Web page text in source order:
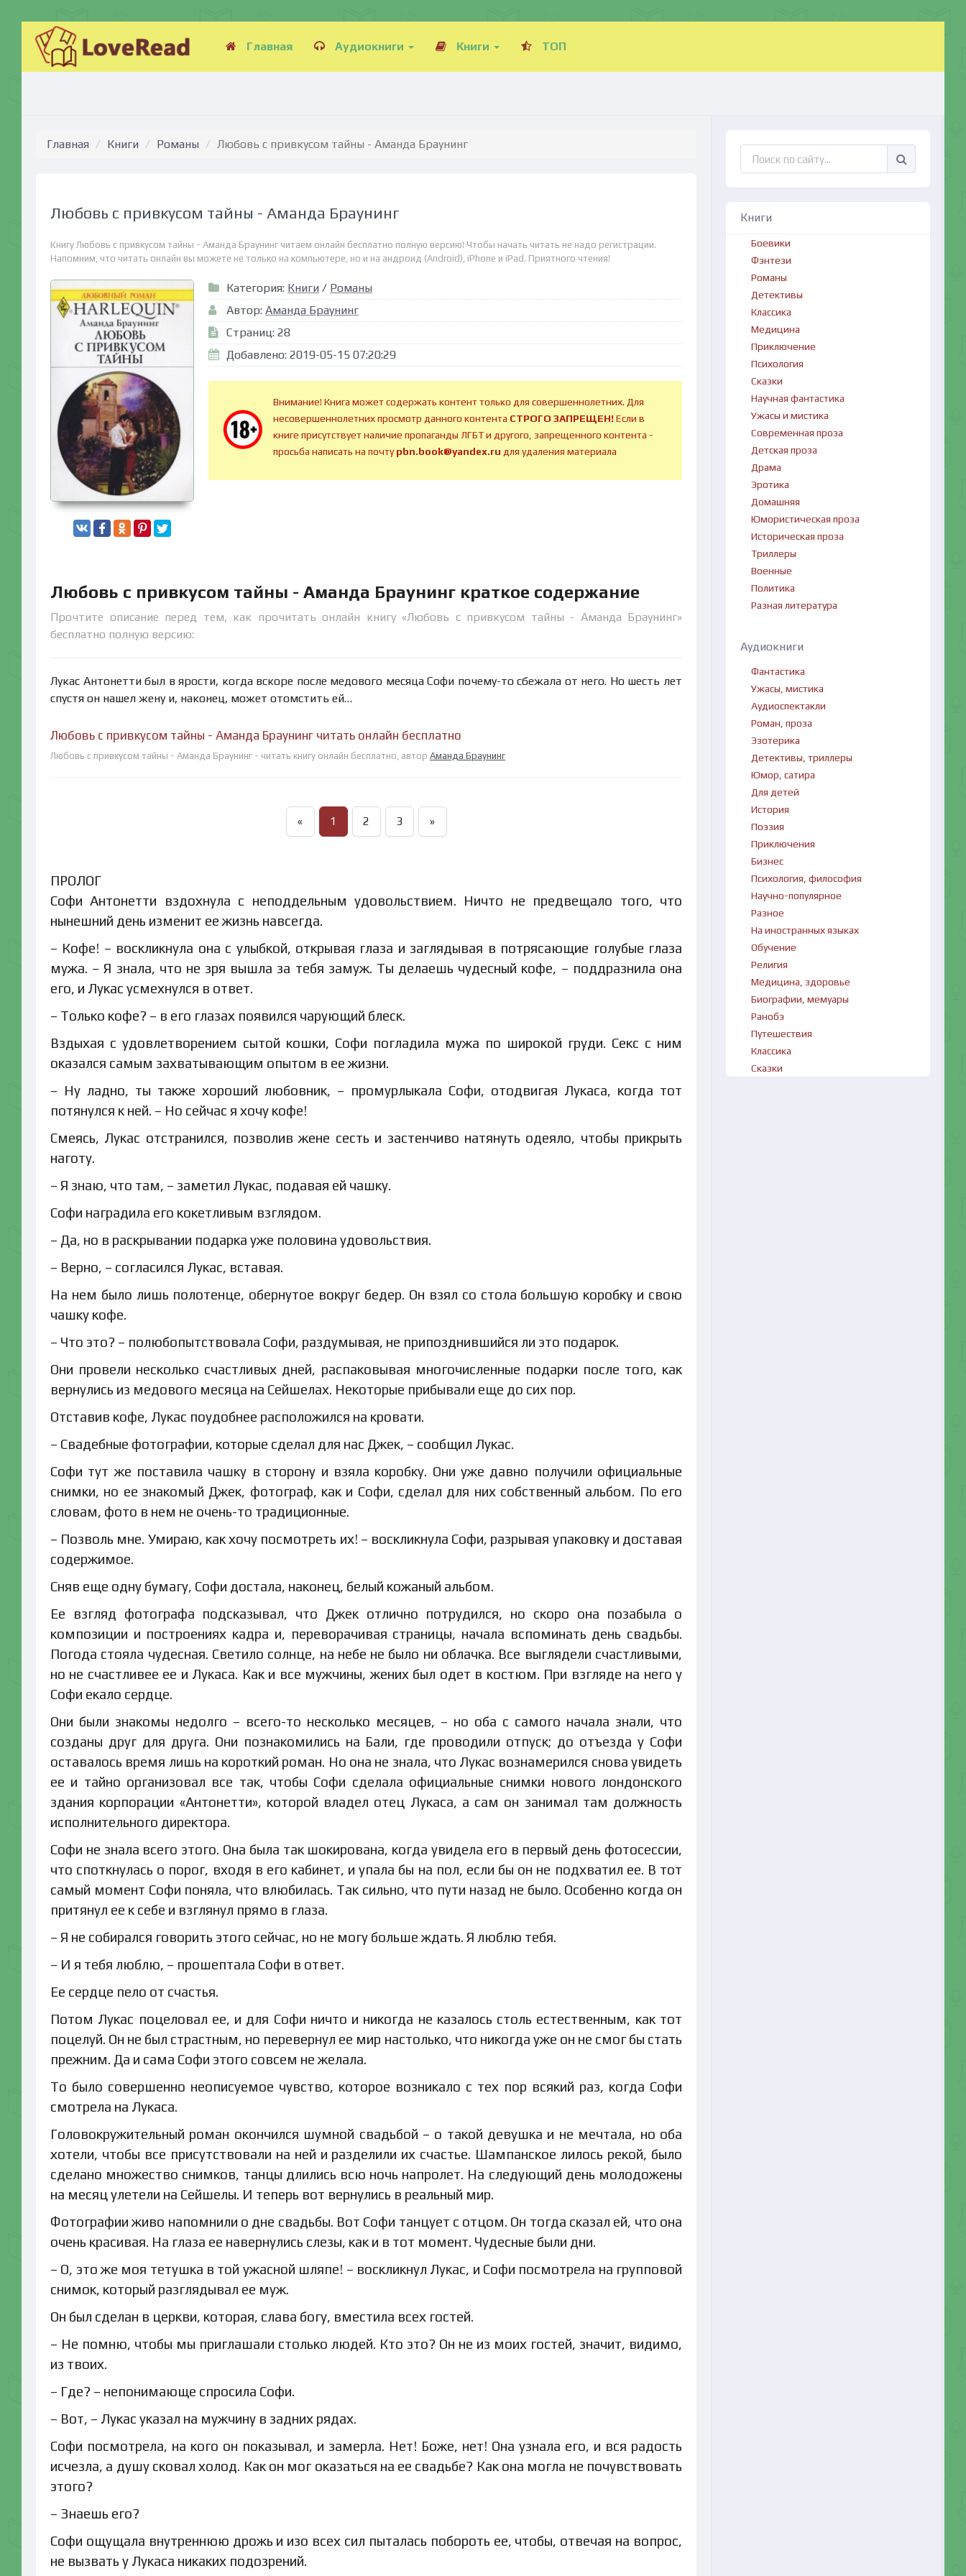
Главная Аудиокниги Книги ТОП
Главная Книги Романы Любовь с привкусом тайны - Аманда Браунинг
Любовь с привкусом тайны - Аманда Браунинг
Книгу Любовь с привкусом тайны - Аманда Браунинг читаем онлайн бесплатно полную версию! Чтобы начать читать не надо регистрации.
Напомним, что читать онлайн вы можете не только на компьютере, но и на андроид (Android), iPhone и iPad. Приятного чтения!
Категория: Книги / Романы
Автор: Аманда Браунинг
Страниц: 28
Добавлено: 2019-05-15 07:20:29
Внимание! Книга может содержать контент только для совершеннолетних. Для
несовершеннолетних просмотр данного контента СТРОГО ЗАПРЕЩЕН!Если в
книге присутствует наличие пропаганды ЛГБТ и другого, запрещенного контента -
просьба написать на почтуpbn.book@yandex.ru для удаления материала
Любовь с привкусом тайны - Аманда Браунинг краткое содержание
Прочтите описание перед тем, как прочитать онлайн книгу «Любовь с привкусом тайны - Аманда Браунинг»
бесплатно полную версию:
Лукас Антонетти был в ярости, когда вскоре после медового месяца Софи почему-то сбежала от него. Но шесть лет
спустя он нашел жену и, наконец, может отомстить ей…
Любовь с привкусом тайны - Аманда Браунинг читать онлайн бесплатно
Любовь с привкусом тайны - Аманда Браунинг - читать книгу онлайн бесплатно, автор Аманда Браунинг
« 1 2 3 »
ПРОЛОГ
Софи Антонетти вздохнула с неподдельным удовольствием. Ничто не предвещало того, что
нынешний день изменит ее жизнь навсегда.
– Кофе! – воскликнула она с улыбкой, открывая глаза и заглядывая в потрясающие голубые глаза
мужа. – Я знала, что не зря вышла за тебя замуж. Ты делаешь чудесный кофе, – поддразнила она
его, и Лукас усмехнулся в ответ.
– Только кофе? – в его глазах появился чарующий блеск.
Вздыхая с удовлетворением сытой кошки, Софи погладила мужа по широкой груди. Секс с ним
оказался самым захватывающим опытом в ее жизни.
– Ну ладно, ты также хороший любовник, – промурлыкала Софи, отодвигая Лукаса, когда тот
потянулся к ней. – Но сейчас я хочу кофе!
Смеясь, Лукас отстранился, позволив жене сесть и застенчиво натянуть одеяло, чтобы прикрыть
наготу.
– Я знаю, что там, – заметил Лукас, подавая ей чашку.
Софи наградила его кокетливым взглядом.
– Да, но в раскрывании подарка уже половина удовольствия.
– Верно, – согласился Лукас, вставая.
На нем было лишь полотенце, обернутое вокруг бедер. Он взял со стола большую коробку и свою
чашку кофе.
– Что это? – полюбопытствовала Софи, раздумывая, не припозднившийся ли это подарок.
Они провели несколько счастливых дней, распаковывая многочисленные подарки после того, как
вернулись из медового месяца на Сейшелах. Некоторые прибывали еще до сих пор.
Отставив кофе, Лукас поудобнее расположился на кровати.
– Свадебные фотографии, которые сделал для нас Джек, – сообщил Лукас.
Софи тут же поставила чашку в сторону и взяла коробку. Они уже давно получили официальные
снимки, но ее знакомый Джек, фотограф, как и Софи, сделал для них собственный альбом. По его
словам, фото в нем не очень-то традиционные.
– Позволь мне. Умираю, как хочу посмотреть их! – воскликнула Софи, разрывая упаковку и доставая
содержимое.
Сняв еще одну бумагу, Софи достала, наконец, белый кожаный альбом.
Ее взгляд фотографа подсказывал, что Джек отлично потрудился, но скоро она позабыла о
композиции и построениях кадра и, переворачивая страницы, начала вспоминать день свадьбы.
Погода стояла чудесная. Светило солнце, на небе не было ни облачка. Все выглядели счастливыми,
но не счастливее ее и Лукаса. Как и все мужчины, жених был одет в костюм. При взгляде на него у
Софи екало сердце.
Они были знакомы недолго – всего-то несколько месяцев, – но оба с самого начала знали, что
созданы друг для друга. Они познакомились на Бали, где проводили отпуск; до отъезда у Софи
оставалось время лишь на короткий роман. Но она не знала, что Лукас вознамерился снова увидеть
ее и тайно организовал все так, чтобы Софи сделала официальные снимки нового лондонского
здания корпорации «Антонетти», которой владел отец Лукаса, а сам он занимал там должность
исполнительного директора.
Софи не знала всего этого. Она была так шокирована, когда увидела его в первый день фотосессии,
что споткнулась о порог, входя в его кабинет, и упала бы на пол, если бы он не подхватил ее. В тот
самый момент Софи поняла, что влюбилась. Так сильно, что пути назад не было. Особенно когда он
притянул ее к себе и взглянул прямо в глаза.
– Я не собирался говорить этого сейчас, но не могу больше ждать. Я люблю тебя.
– И я тебя люблю, – прошептала Софи в ответ.
Ее сердце пело от счастья.
Потом Лукас поцеловал ее, и для Софи ничто и никогда не казалось столь естественным, как тот
поцелуй. Он не был страстным, но перевернул ее мир настолько, что никогда уже он не смог бы стать
прежним. Да и сама Софи этого совсем не желала.
То было совершенно неописуемое чувство, которое возникало с тех пор всякий раз, когда Софи
смотрела на Лукаса.
Головокружительный роман окончился шумной свадьбой – о такой девушка и не мечтала, но оба
хотели, чтобы все присутствовали на ней и разделили их счастье. Шампанское лилось рекой, было
сделано множество снимков, танцы длились всю ночь напролет. На следующий день молодожены
на месяц улетели на Сейшелы. И теперь вот вернулись в реальный мир.
Фотографии живо напомнили о дне свадьбы. Вот Софи танцует с отцом. Он тогда сказал ей, что она
очень красивая. На глаза ее навернулись слезы, как и в тот момент. Чудесные были дни.
– О, это же моя тетушка в той ужасной шляпе! – воскликнул Лукас, и Софи посмотрела на групповой
снимок, который разглядывал ее муж.
Он был сделан в церкви, которая, слава богу, вместила всех гостей.
– Не помню, чтобы мы приглашали столько людей. Кто это? Он не из моих гостей, значит, видимо,
из твоих.
– Где? – непонимающе спросила Софи.
– Вот, – Лукас указал на мужчину в задних рядах.
Софи посмотрела, на кого он показывал, и замерла. Нет! Боже, нет! Она узнала его, и вся радость
исчезла, а душу сковал холод. Как он мог оказаться на ее свадьбе? Как она могла не почувствовать
этого?
– Знаешь его?
Софи ощущала внутреннюю дрожь и изо всех сил пыталась побороть ее, чтобы, отвечая на вопрос,
не вызвать у Лукаса никаких подозрений.
Книги
Боевики
Фэнтези
Романы
Детективы
Классика
Медицина
Приключение
Психология
Сказки
Научная фантастика
Ужасы и мистика
Современная проза
Детская проза
Драма
Эротика
Домашняя
Юмористическая проза
Историческая проза
Триллеры
Военные
Политика
Разная литература
Аудиокниги
Фантастика
Ужасы, мистика
Аудиоспектакли
Роман, проза
Эзотерика
Детективы, триллеры
Юмор, сатира
Для детей
История
Поэзия
Приключения
Бизнес
Психология, философия
Научно-популярное
Разное
На иностранных языках
Обучение
Религия
Медицина, здоровье
Биографии, мемуары
Ранобэ
Путешествия
Классика
Сказки